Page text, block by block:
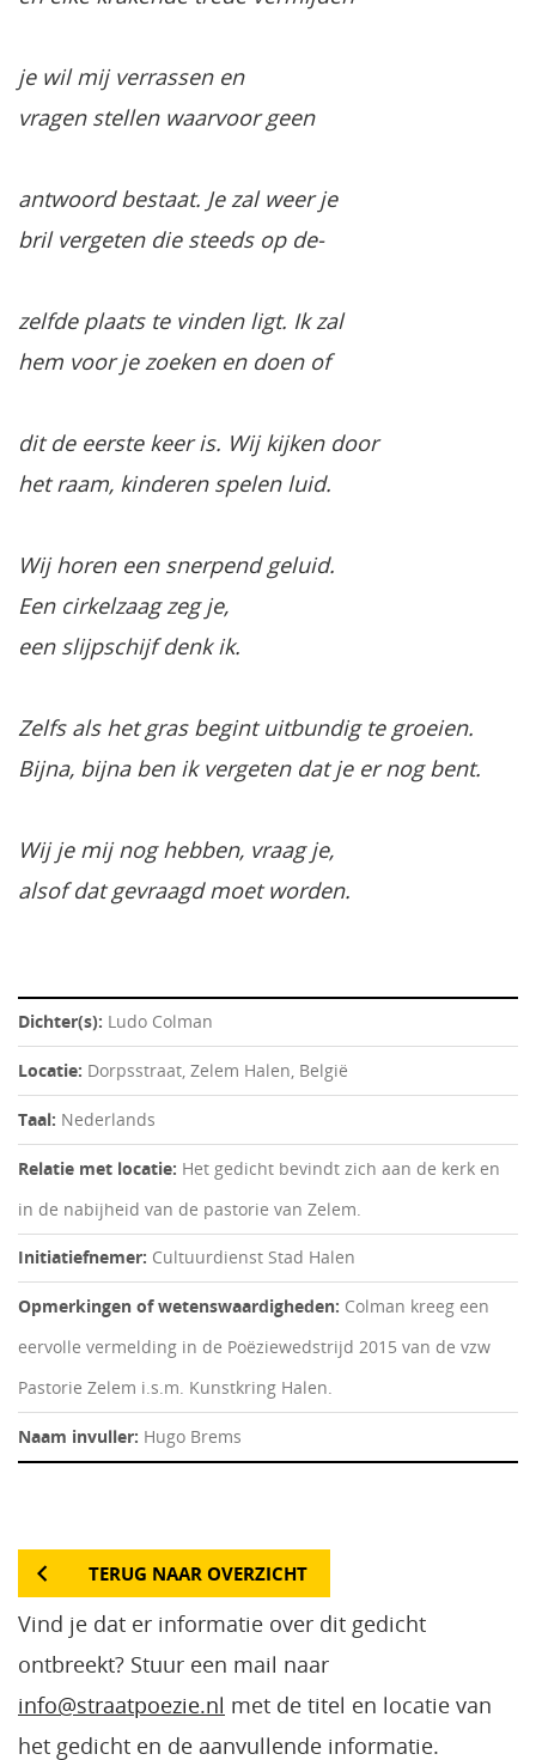
je wil mij verrassen en
vragen stellen waarvoor geen
antwoord bestaat. Je zal weer je
bril vergeten die steeds op de-
zelfde plaats te vinden ligt. Ik zal
hem voor je zoeken en doen of
dit de eerste keer is. Wij kijken door
het raam, kinderen spelen luid.
Wij horen een snerpend geluid.
Een cirkelzaag zeg je,
een slijpschijf denk ik.
Zelfs als het gras begint uitbundig te groeien.
Bijna, bijna ben ik vergeten dat je er nog bent.
Wij je mij nog hebben, vraag je,
alsof dat gevraagd moet worden.
Dichter(s): Ludo Colman
Locatie: Dorpsstraat, Zelem Halen, België
Taal: Nederlands
Relatie met locatie: Het gedicht bevindt zich aan de kerk en
in de nabijheid van de pastorie van Zelem.
Initiatiefnemer: Cultuurdienst Stad Halen
Opmerkingen of wetenswaardigheden: Colman kreeg een
eervolle vermelding in de Poëziewedstrijd 2015 van de vzw
Pastorie Zelem i.s.m. Kunstkring Halen.
Naam invuller: Hugo Brems
TERUG NAAR OVERZICHT
Vind je dat er informatie over dit gedicht
ontbreekt? Stuur een mail naar
info@straatpoezie.nl met de titel en locatie van
het gedicht en de aanvullende informatie.